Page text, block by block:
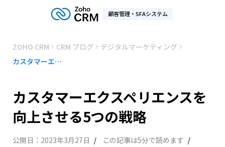
顧客管理・SFAシステム
ZOHO CRM CRM ブログ
デジタルマーケティング
カスタマーエクスペリエンスを向上させる5つの戦略
カスタマーエクスペリエンスを
向上させる5つの戦略
公開日： 2023年3月27日
この記事は5分で読めます